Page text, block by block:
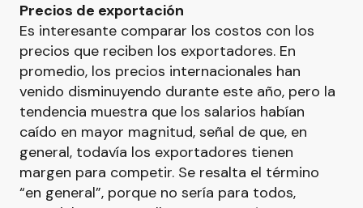
Precios de exportación
Es interesante comparar los costos con los
precios que reciben los exportadores. En
promedio, los precios internacionales han
venido disminuyendo durante este año, pero la
tendencia muestra que los salarios habían
caído en mayor magnitud, señal de que, en
general, todavía los exportadores tienen
margen para competir. Se resalta el término
“en general”, porque no sería para todos,